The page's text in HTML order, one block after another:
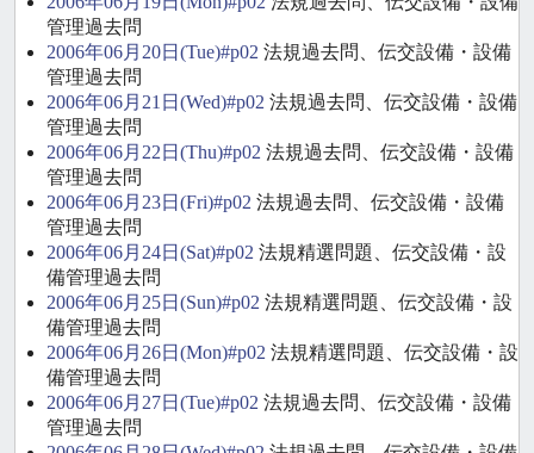
管理過去問
2006年06月20日(Tue)#p02 法規過去問、伝交設備・設備
管理過去問
2006年06月21日(Wed)#p02 法規過去問、伝交設備・設備
管理過去問
2006年06月22日(Thu)#p02 法規過去問、伝交設備・設備
管理過去問
2006年06月23日(Fri)#p02 法規過去問、伝交設備・設備
管理過去問
2006年06月24日(Sat)#p02 法規精選問題、伝交設備・設
備管理過去問
2006年06月25日(Sun)#p02 法規精選問題、伝交設備・設
備管理過去問
2006年06月26日(Mon)#p02 法規精選問題、伝交設備・設
備管理過去問
2006年06月27日(Tue)#p02 法規過去問、伝交設備・設備
管理過去問